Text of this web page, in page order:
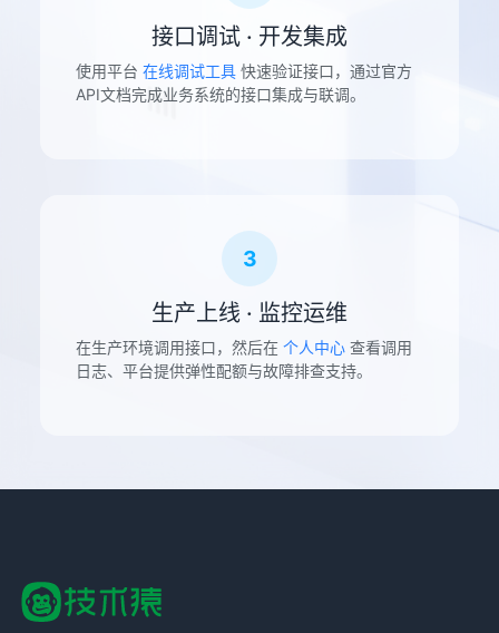
接口调试 · 开发集成
使用平台 在线调试工具 快速验证接口，通过官方
API文档完成业务系统的接口集成与联调。
3
生产上线 · 监控运维
在生产环境调用接口，然后在 个人中心 查看调用
日志、平台提供弹性配额与故障排查支持。